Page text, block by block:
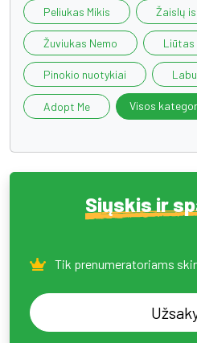
Peliukas Mikis Žaislų
Žuviukas Nemo Liūtas
Pinokio nuotykiai
Adopt Me Visos
Siųskis ir
Tik prenumeratoriams